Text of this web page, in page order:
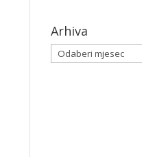
Arhiva
Arhiva